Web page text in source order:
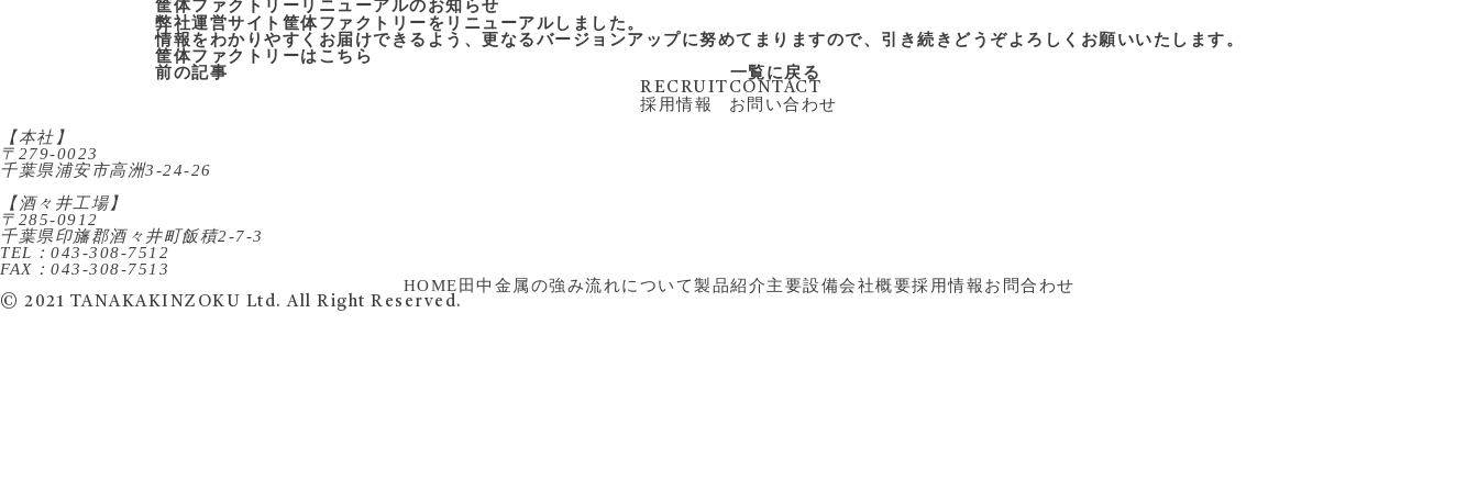
筐体ファクトリーリニューアルのお知らせ
弊社運営サイト 筐体ファクトリーをリニューアルしました。
情報をわかりやすくお届けできるよう、更なるバージョンアップに努めてまりますので、引き続きどうぞよろしくお願いいたします。
筐体ファクトリーはこちら
前の記事
一覧に戻る
RECRUIT
採用情報
CONTACT
お問い合わせ
【本社】
〒279-0023
千葉県浦安市高洲3-24-26
【酒々井工場】
〒285-0912
千葉県印旛郡酒々井町飯積2-7-3
TEL：043-308-7512
FAX：043-308-7513
HOME 田中金属の強み流れについて製品紹介主要設備会社概要採用情報お問合わせ
© 2021 TANAKAKINZOKU Ltd. All Right Reserved.